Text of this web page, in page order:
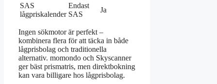
SAS
lågpriskalender
Endast
SAS
Ja
Ingen sökmotor är perfekt –
kombinera flera för att täcka in både
lågprisbolag och traditionella
alternativ. momondo och Skyscanner
ger bäst prismatris, men direktbokning
kan vara billigare hos lågprisbolag.